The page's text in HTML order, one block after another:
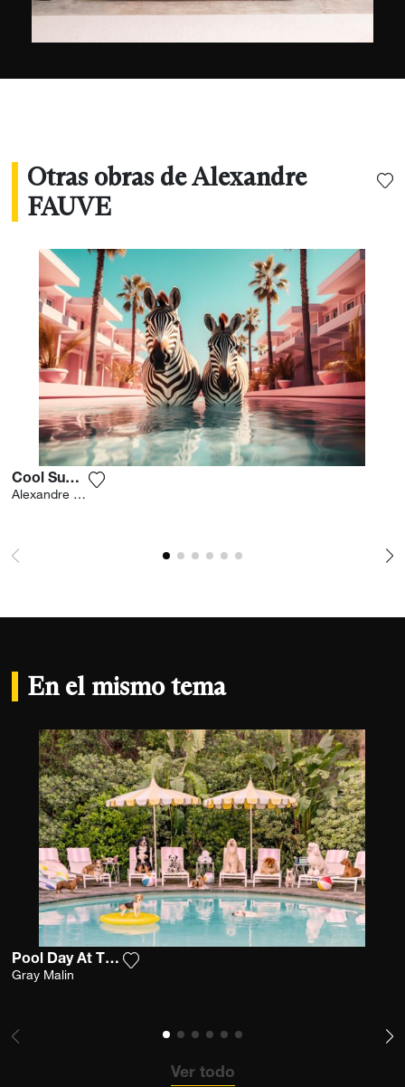
Otras obras de Alexandre
FAUVE
Cool Summer
Alexandre Fauve
En el mismo tema
Pool Day At The Parker
Gray Malin
Ver todo